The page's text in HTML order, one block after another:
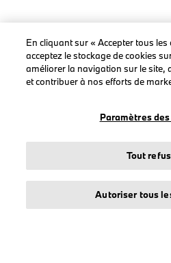
À propos de stichd
Crédits et mentions légales
© stichd sportmerchandising
En cliquant sur « Accepter tous
acceptez le stockage de cookies
améliorer la navigation sur le site,
et contribuer à nos efforts de
Paramètres
Tout
Autoriser tous